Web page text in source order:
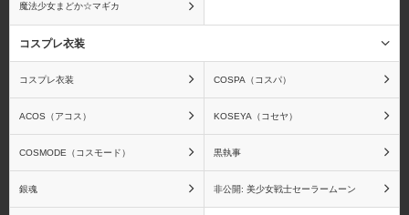
魔法少女まどか☆マギカ
コスプレ衣装
コスプレ衣装 COSPA（コスパ）
ACOS（アコス） KOSEYA（コセヤ）
COSMODE（コスモード） 黒執事
銀魂 非公開: 美少女戦士セーラームーン